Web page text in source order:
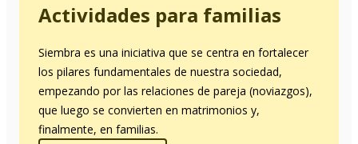
Actividades para familias
Siembra es una iniciativa que se centra en fortalecer
los pilares fundamentales de nuestra sociedad,
empezando por las relaciones de pareja (noviazgos),
que luego se convierten en matrimonios y,
finalmente, en familias.